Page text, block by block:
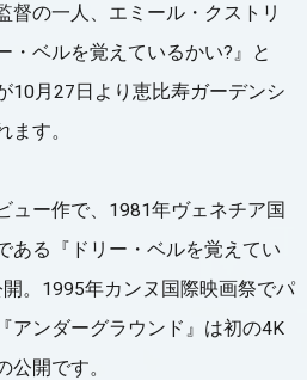
督の一人、エミール・クストリ
・ベルを覚えているかい?』と
10月27日より恵比寿ガーデンシ
ます。
ュー作で、1981年ヴェネチア国
ある『ドリー・ベルを覚えてい
。1995年カンヌ国際映画祭でパ
アンダーグラウンド』は初の4K
公開です。